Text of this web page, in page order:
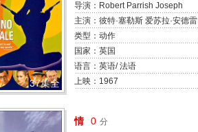
37集全
导演：Robert Parrish Joseph
McGrath 约翰·哈斯顿(I) Ken
Hughes Val Guest
主演：彼特·塞勒斯 爱苏拉·安德雷
斯 戴维·尼文 奥森·韦尔斯 Joanna
Pettet Daliah Lavi 伍迪·艾伦 德博
拉·克尔 威廉·霍尔登 查尔斯·博耶(I)
类型：动作
国家：英国
语言：英语/ 法语
上映：1967
情 0 分